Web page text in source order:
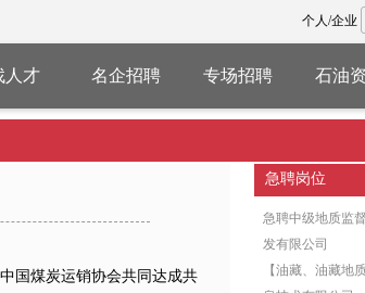
个人/企业
人才 名企招聘 专场招聘 石油
国煤炭运销协会共同达成共
急聘岗位
急聘中级地质监
发有限公司
【油藏、油藏地